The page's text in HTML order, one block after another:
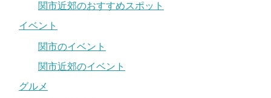
関市近郊のおすすめスポット
イベント
関市のイベント
関市近郊のイベント
グルメ